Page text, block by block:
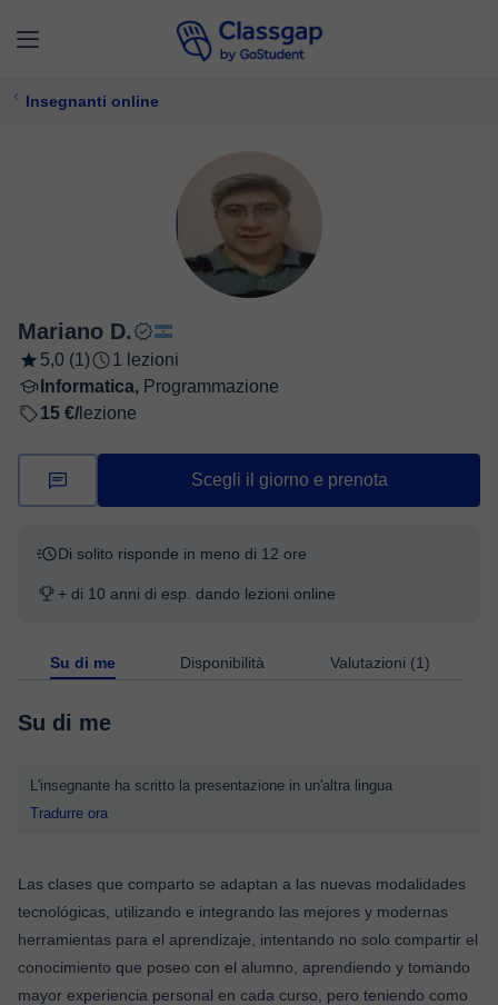
Insegnanti online
Mariano D.
5,0 (1)
1 lezioni
Informatica, Programmazione
15 €/ lezione
Scegli il giorno e prenota
Di solito risponde in meno di 12 ore
+ di 10 anni di esp. dando lezioni online
Su di me Disponibilità Valutazioni (1)
Su di me
L'insegnante ha scritto la presentazione in un'altra lingua
Tradurre ora
Las clases que comparto se adaptan a las nuevas modalidades
tecnológicas, utilizando e integrando las mejores y modernas
herramientas para el aprendizaje, intentando no solo compartir el
conocimiento que poseo con el alumno, aprendiendo y tomando
mayor experiencia personal en cada curso, pero teniendo como